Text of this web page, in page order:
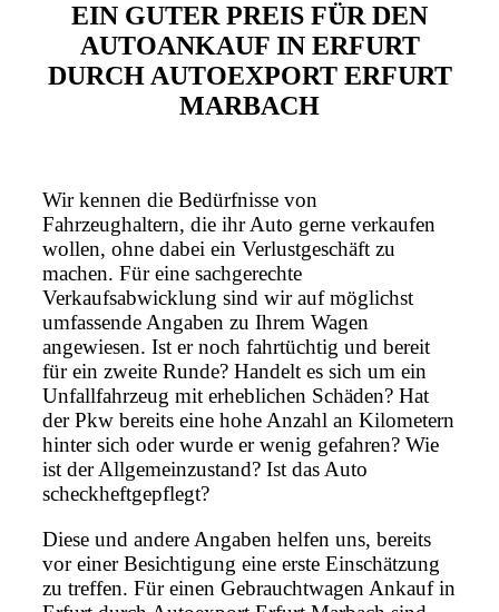
EIN GUTER PREIS FÜR DEN
AUTOANKAUF IN ERFURT
DURCH AUTOEXPORT ERFURT
MARBACH
Wir kennen die Bedürfnisse von
Fahrzeughaltern, die ihr Auto gerne verkaufen
wollen, ohne dabei ein Verlustgeschäft zu
machen. Für eine sachgerechte
Verkaufsabwicklung sind wir auf möglichst
umfassende Angaben zu Ihrem Wagen
angewiesen. Ist er noch fahrtüchtig und bereit
für ein zweite Runde? Handelt es sich um ein
Unfallfahrzeug mit erheblichen Schäden? Hat
der Pkw bereits eine hohe Anzahl an Kilometern
hinter sich oder wurde er wenig gefahren? Wie
ist der Allgemeinzustand? Ist das Auto
scheckheftgepflegt?
Diese und andere Angaben helfen uns, bereits
vor einer Besichtigung eine erste Einschätzung
zu treffen. Für einen Gebrauchtwagen Ankauf in